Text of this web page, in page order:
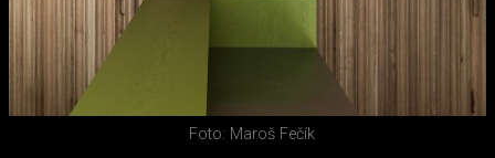
Foto: Maroš Fečík